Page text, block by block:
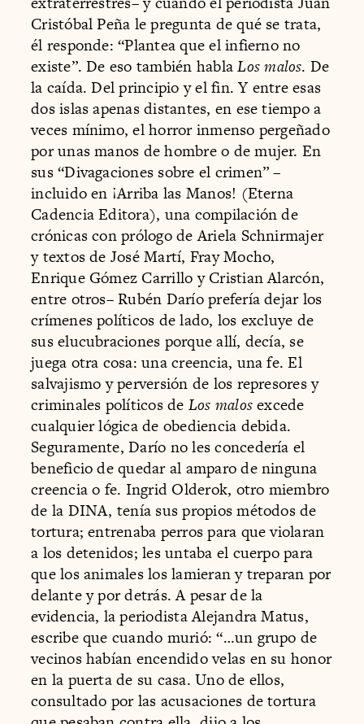
Cristóbal Peña le pregunta de qué se trata,
él responde: “Plantea que el infierno no
existe”. De eso también hablaLos malos. De
la caída. Del principio y el fin. Y entre esas
dos islas apenas distantes, en ese tiempo a
veces mínimo, el horror inmenso pergeñado
por unas manos de hombre o de mujer. En
sus “Divagaciones sobre el crimen” –
incluido en ¡Arriba las Manos! (Eterna
Cadencia Editora), una compilación de
crónicas con prólogo de Ariela Schnirmajer
y textos de José Martí, Fray Mocho,
Enrique Gómez Carrillo y Cristian Alarcón,
entre otros– Rubén Darío prefería dejar los
crímenes políticos de lado, los excluye de
sus elucubraciones porque allí, decía, se
juega otra cosa: una creencia, una fe. El
salvajismo y perversión de los represores y
criminales políticos de Los malosexcede
cualquier lógica de obediencia debida.
Seguramente, Darío no les concedería el
beneficio de quedar al amparo de ninguna
creencia o fe. Ingrid Olderok, otro miembro
de la DINA, tenía sus propios métodos de
tortura; entrenaba perros para que violaran
a los detenidos; les untaba el cuerpo para
que los animales los lamieran y treparan por
delante y por detrás. A pesar de la
evidencia, la periodista Alejandra Matus,
escribe que cuando murió: “…un grupo de
vecinos habían encendido velas en su honor
en la puerta de su casa. Uno de ellos,
consultado por las acusaciones de tortura